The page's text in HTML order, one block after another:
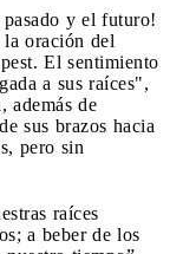
pasado y el futuro!
la oración del
El sentimiento
a sus raíces",
además de
sus brazos hacia
pero sin
raíces
a beber de los